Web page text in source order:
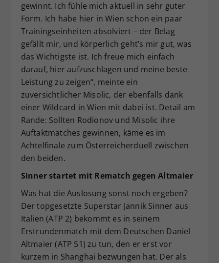
gewinnt. Ich fühle mich aktuell in sehr guter
Form. Ich habe hier in Wien schon ein paar
Trainingseinheiten absolviert – der Belag
gefällt mir, und körperlich geht’s mir gut, was
das Wichtigste ist. Ich freue mich einfach
darauf, hier aufzuschlagen und meine beste
Leistung zu zeigen“, meinte ein
zuversichtlicher Misolic, der ebenfalls dank
einer Wildcard in Wien mit dabei ist. Detail am
Rande: Sollten Rodionov und Misolic ihre
Auftaktmatches gewinnen, käme es im
Achtelfinale zum Österreicherduell zwischen
den beiden.
Sinner startet mit Rematch gegen Altmaier
Was hat die Auslosung sonst noch ergeben?
Der topgesetzte Superstar Jannik Sinner aus
Italien (ATP 2) bekommt es in seinem
Erstrundenmatch mit dem Deutschen Daniel
Altmaier (ATP 51) zu tun, den er erst vor
kurzem in Shanghai bezwungen hat. Der als